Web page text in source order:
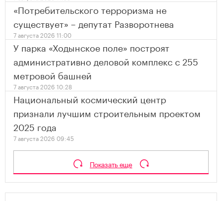
«Потребительского терроризма не
существует» – депутат Разворотнева
7 августа 2026 11:00
У парка «Ходынское поле» построят
административно деловой комплекс с 255
метровой башней
7 августа 2026 10:28
Национальный космический центр
признали лучшим строительным проектом
2025 года
7 августа 2026 09:45
Показать еще